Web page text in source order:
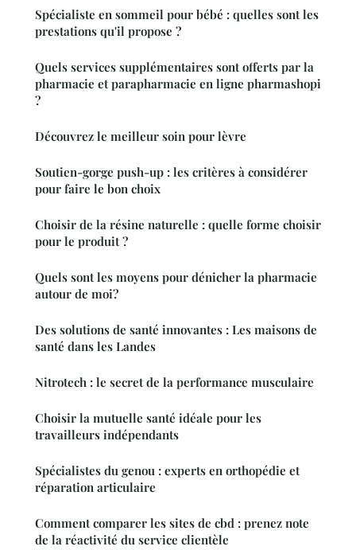
Spécialiste en sommeil pour bébé : quelles sont les
prestations qu'il propose ?
Quels services supplémentaires sont offerts par la
pharmacie et parapharmacie en ligne pharmashopi
?
Découvrez le meilleur soin pour lèvre
Soutien-gorge push-up : les critères à considérer
pour faire le bon choix
Choisir de la résine naturelle : quelle forme choisir
pour le produit ?
Quels sont les moyens pour dénicher la pharmacie
autour de moi?
Des solutions de santé innovantes : Les maisons de
santé dans les Landes
Nitrotech : le secret de la performance musculaire
Choisir la mutuelle santé idéale pour les
travailleurs indépendants
Spécialistes du genou : experts en orthopédie et
réparation articulaire
Comment comparer les sites de cbd : prenez note
de la réactivité du service clientèle